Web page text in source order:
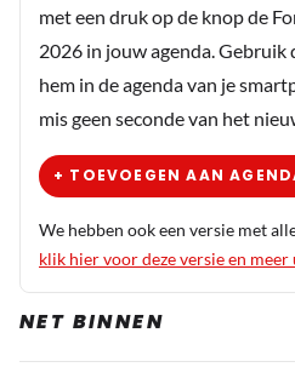
Voor zowel de Hulk als
beiden uitgeschakeld
Aniek de Vries
18 oktober 2025
Hulk niet hoor. Die
YBR
18 oktober 2025 17:57
met een druk op de knop de
2026 in jouw agenda.
hem in de agenda van je
mis geen seconde van het
+ TOEVOEGEN AAN
We hebben ook een versie met
klik hier voor deze versie en meer
NET BINNEN